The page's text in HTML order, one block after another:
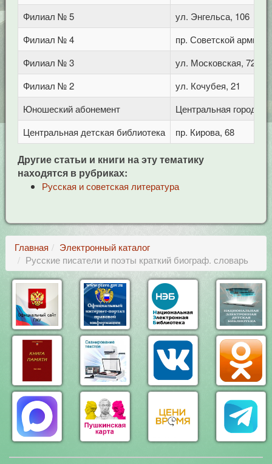
Филиал № 5
ул. Энгельса, 106
Филиал № 4
пр. Советской армии,
Филиал № 3
ул. Московская, 72/1
Филиал № 2
ул. Кочубея, 21
Юношеский абонемент
Центральная
Центральная детская библиотека
пр. Кирова, 68
Другие статьи и книги на эту тематику
находятся в рубриках:
Русская и советская литература
Главная
Электронный каталог
Русские писатели и поэты краткий биограф. словарь